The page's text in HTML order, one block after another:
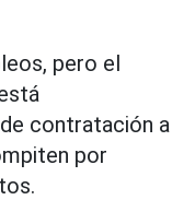
pero el
contratación a
por